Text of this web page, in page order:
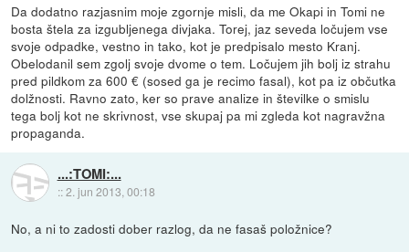
Da dodatno razjasnim moje zgornje misli, da me Okapi in Tomi ne
bosta štela za izgubljenega divjaka. Torej, jaz seveda ločujem vse
svoje odpadke, vestno in tako, kot je predpisalo mesto Kranj.
Obelodanil sem zgolj svoje dvome o tem. Ločujem jih bolj iz strahu
pred pildkom za 600 € (sosed ga je recimo fasal), kot pa iz občutka
dolžnosti. Ravno zato, ker so prave analize in številke o smislu
tega bolj kot ne skrivnost, vse skupaj pa mi zgleda kot nagravžna
propaganda.
...:TOMI:...
::2. jun 2013, 00:18
No, a ni to zadosti dober razlog, da ne fasaš položnice?